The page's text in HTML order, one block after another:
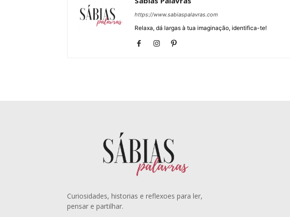
https://www.sabiaspalavras.com
Relaxa, dá largas à tua imaginação, identifica-te!
Curiosidades, historias e reflexoes para ler,
pensar e partilhar.